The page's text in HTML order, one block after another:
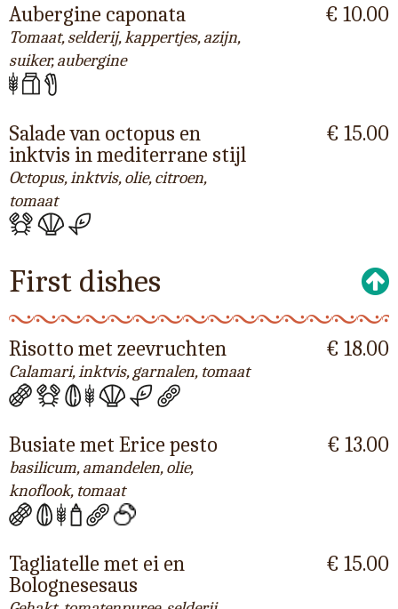
Aubergine caponata
Tomaat, selderij, kappertjes, azijn,
suiker, aubergine
€ 10.00
Salade van octopus en
inktvis in mediterrane stijl
Octopus, inktvis, olie, citroen,
tomaat
€ 15.00
First dishes
Risotto met zeevruchten
Calamari, inktvis, garnalen, tomaat
€ 18.00
Busiate met Erice pesto
basilicum, amandelen, olie,
knoflook, tomaat
€ 13.00
Tagliatelle met ei en
Bolognesesaus
€ 15.00